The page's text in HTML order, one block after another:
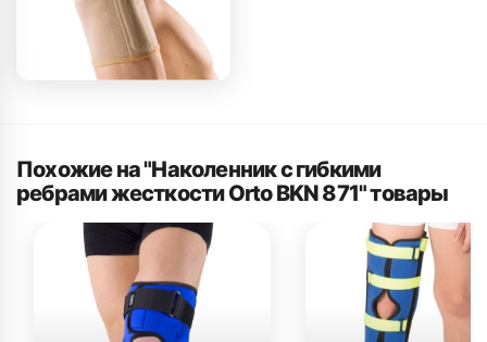
Похожие на "Наколенник с гибкими
ребрами жесткости Orto BKN 871" товары